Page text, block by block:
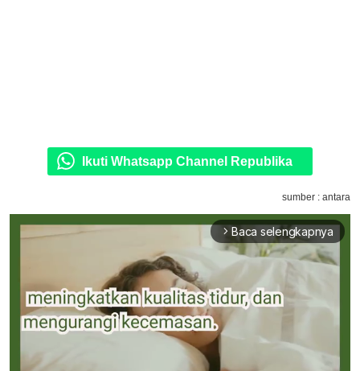
Ikuti Whatsapp Channel Republika
sumber : antara
arrow_forward_ios Baca selengkapnya